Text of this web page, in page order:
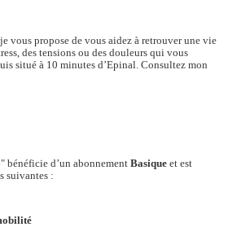
vous propose de vous aidez à retrouver une vie
des tensions ou des douleurs qui vous
situé à 10 minutes d’Epinal. Consultez mon
bénéficie d’un abonnement Basique et est
suivantes :